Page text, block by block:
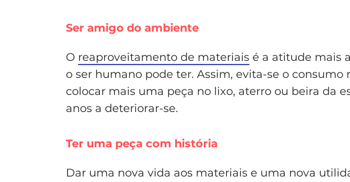
Ser amigo do ambiente
O reaproveitamento de materiais é a atitude mais
o ser humano pode ter. Assim, evita-se o consumo
colocar mais uma peça no lixo, aterro ou beira da
anos a deteriorar-se.
Ter uma peça com história
Dar uma nova vida aos materiais e uma nova